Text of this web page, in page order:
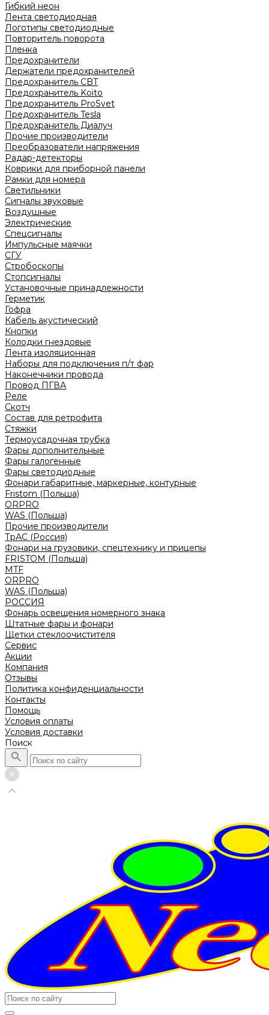
Гибкий неон
Лента светодиодная
Логотипы светодиодные
Повторитель поворота
Пленка
Предохранители
Держатели предохранителей
Предохранитель CBT
Предохранитель Koito
Предохранитель ProSvet
Предохранитель Tesla
Предохранитель Диалуч
Прочие производители
Преобразователи напряжения
Радар-детекторы
Коврики для приборной панели
Рамки для номера
Светильники
Сигналы звуковые
Воздушные
Электрические
Спецсигналы
Импульсные маячки
СГУ
Стробоскопы
Стопсигналы
Установочные принадлежности
Герметик
Гофра
Кабель акустический
Кнопки
Колодки гнездовые
Лента изоляционная
Наборы для подключения п/т фар
Наконечники провода
Провод ПГВА
Реле
Скотч
Состав для ретрофита
Стяжки
Термоусадочная трубка
Фары дополнительные
Фары галогенные
Фары светодиодные
Фонари габаритные, маркерные, контурные
Fristom (Польша)
ORPRO
WAS (Польша)
Прочие производители
ТрАС (Россия)
Фонари на грузовики, спецтехнику и прицепы
FRISTOM (Польша)
MTF
ORPRO
WAS (Польша)
РОССИЯ
Фонарь освещения номерного знака
Штатные фары и фонари
Щетки стеклоочистителя
Сервис
Акции
Компания
Отзывы
Политика конфиденциальности
Контакты
Помощь
Условия оплаты
Условия доставки
Поиск